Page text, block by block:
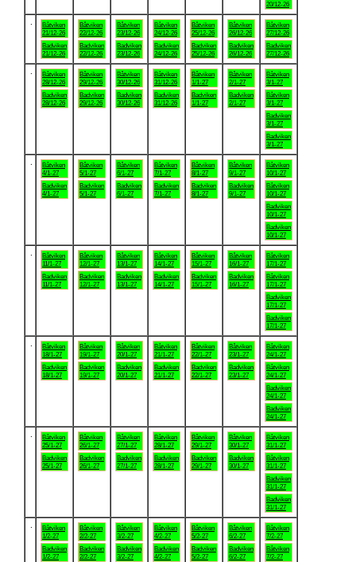
20/12-26
Båtviken
21/12-26
Badviken
21/12-26
Båtviken
22/12-26
Badviken
22/12-26
Båtviken
23/12-26
Badviken
23/12-26
Båtviken
24/12-26
Badviken
24/12-26
Båtviken
25/12-26
Badviken
25/12-26
Båtviken
26/12-26
Badviken
26/12-26
Båtviken
27/12-26
Badviken
27/12-26
Båtviken
28/12-26
Badviken
28/12-26
Båtviken
29/12-26
Badviken
29/12-26
Båtviken
30/12-26
Badviken
30/12-26
Båtviken
31/12-26
Badviken
31/12-26
Båtviken
1/1-27
Badviken
1/1-27
Båtviken
2/1-27
Badviken
2/1-27
Båtviken
3/1-27
Båtviken
3/1-27
Badviken
3/1-27
Badviken
3/1-27
Båtviken
4/1-27
Badviken
4/1-27
Båtviken
5/1-27
Badviken
5/1-27
Båtviken
6/1-27
Badviken
6/1-27
Båtviken
7/1-27
Badviken
7/1-27
Båtviken
8/1-27
Badviken
8/1-27
Båtviken
9/1-27
Badviken
9/1-27
Båtviken
10/1-27
Båtviken
10/1-27
Badviken
10/1-27
Badviken
10/1-27
Båtviken
11/1-27
Badviken
11/1-27
Båtviken
12/1-27
Badviken
12/1-27
Båtviken
13/1-27
Badviken
13/1-27
Båtviken
14/1-27
Badviken
14/1-27
Båtviken
15/1-27
Badviken
15/1-27
Båtviken
16/1-27
Badviken
16/1-27
Båtviken
17/1-27
Båtviken
17/1-27
Badviken
17/1-27
Badviken
17/1-27
Båtviken
18/1-27
Badviken
18/1-27
Båtviken
19/1-27
Badviken
19/1-27
Båtviken
20/1-27
Badviken
20/1-27
Båtviken
21/1-27
Badviken
21/1-27
Båtviken
22/1-27
Badviken
22/1-27
Båtviken
23/1-27
Badviken
23/1-27
Båtviken
24/1-27
Båtviken
24/1-27
Badviken
24/1-27
Badviken
24/1-27
Båtviken
25/1-27
Badviken
25/1-27
Båtviken
26/1-27
Badviken
26/1-27
Båtviken
27/1-27
Badviken
27/1-27
Båtviken
28/1-27
Badviken
28/1-27
Båtviken
29/1-27
Badviken
29/1-27
Båtviken
30/1-27
Badviken
30/1-27
Båtviken
31/1-27
Båtviken
31/1-27
Badviken
31/1-27
Badviken
31/1-27
Båtviken
1/2-27
Badviken
1/2-27
Båtviken
2/2-27
Badviken
2/2-27
Båtviken
3/2-27
Badviken
3/2-27
Båtviken
4/2-27
Badviken
4/2-27
Båtviken
5/2-27
Badviken
5/2-27
Båtviken
6/2-27
Badviken
6/2-27
Båtviken
7/2-27
Båtviken
7/2-27